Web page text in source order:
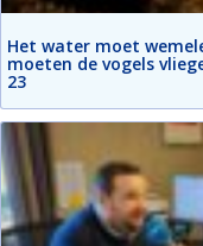
Het water moet
moeten de vogels
23